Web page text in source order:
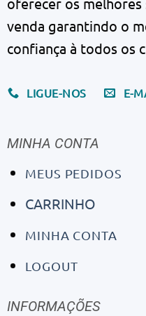
venda garantindo o
confiança à todos os
LIGUE-NOS E-
MINHA CONTA
MEUS PEDIDOS
CARRINHO
MINHA CONTA
LOGOUT
INFORMAÇÕES